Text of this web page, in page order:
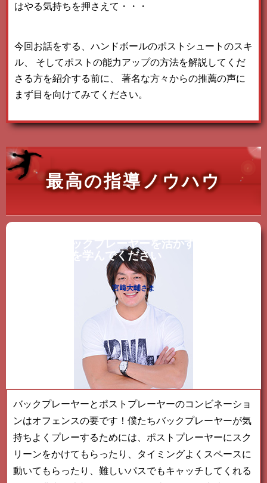
はやる気持ちを押さえて・・・
今回お話をする、ハンドボールのポストシュートのスキ
ル、
そしてポストの能力アップの方法を解説してくだ
さる方を紹介する前に、
著名な方々からの推薦の声に
まず目を向けてみてください。
最高の指導ノウハウ
バックプレーヤーを活かすポストプレ
ーを学んでください
宮﨑大輔さま
バックプレーヤーとポストプレーヤーのコンビネーショ
ンはオフェンスの要です！僕たちバックプレーヤーが気
持ちよくプレーするためには、ポストプレーヤーにスク
リーンをかけてもらったり、タイミングよくスペースに
動いてもらったり、難しいパスでもキャッチしてくれる